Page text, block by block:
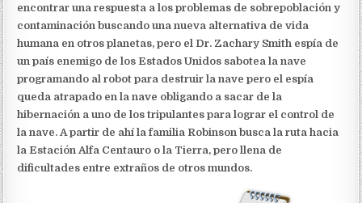
encontrar una respuesta a los problemas de sobrepoblación y
contaminación buscando una nueva alternativa de vida
humana en otros planetas, pero el Dr. Zachary Smith espía de
un país enemigo de los Estados Unidos sabotea la nave
programando al robot para destruir la nave pero el espía
queda atrapado en la nave obligando a sacar de la
hibernación a uno de los tripulantes para lograr el control de
la nave. A partir de ahí la familia Robinson busca la ruta hacia
la Estación Alfa Centauro o la Tierra, pero llena de
dificultades entre extraños de otros mundos.